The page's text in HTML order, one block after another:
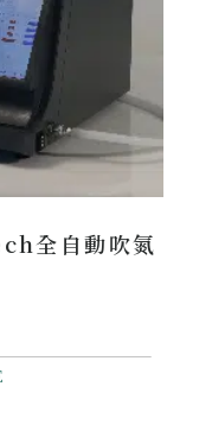
全自動吹氮